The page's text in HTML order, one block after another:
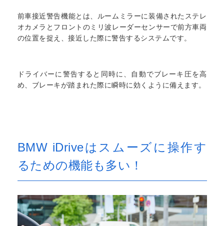
前車接近警告機能とは、ルームミラーに装備されたステレ
オカメラとフロントのミリ波レーダーセンサーで前方車両
の位置を捉え、接近した際に警告するシステムです。
ドライバーに警告すると同時に、自動でブレーキ圧を高
め、ブレーキが踏まれた際に瞬時に効くように備えます。
BMW iDriveはスムーズに操作す
るための機能も多い！